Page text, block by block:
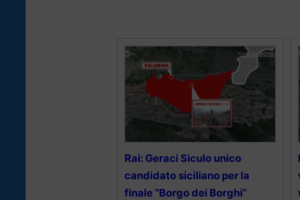
Rai: Geraci Siculo unico
candidato siciliano per la
finale “Borgo dei Borghi”